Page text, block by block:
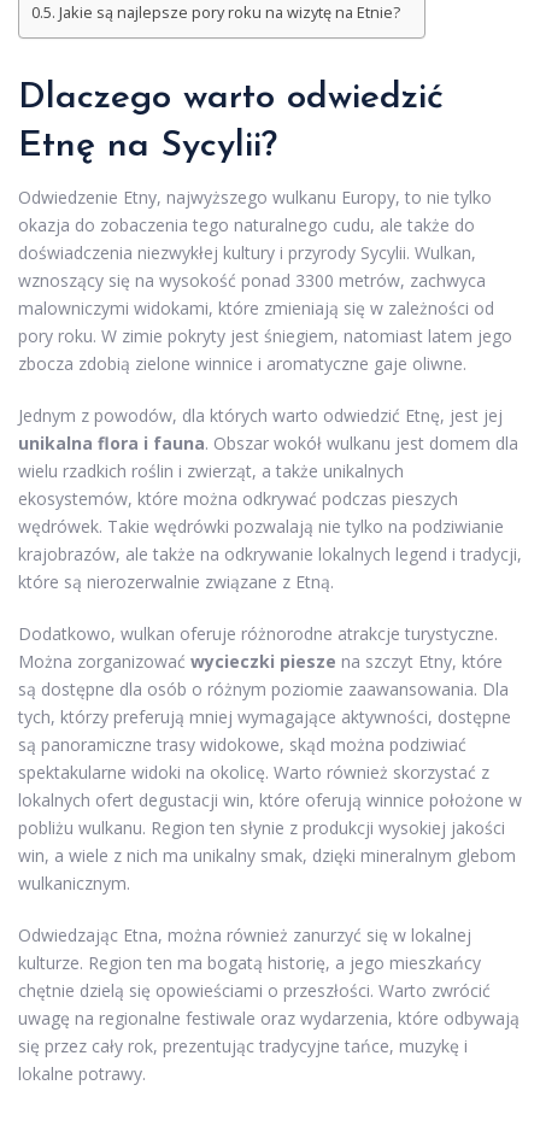
Jakie są najlepsze pory roku na wizytę na Etnie?
Dlaczego warto odwiedzić
Etnę na Sycylii?
Odwiedzenie Etny, najwyższego wulkanu Europy, to nie tylko
okazja do zobaczenia tego naturalnego cudu, ale także do
doświadczenia niezwykłej kultury i przyrody Sycylii. Wulkan,
wznoszący się na wysokość ponad 3300 metrów, zachwyca
malowniczymi widokami, które zmieniają się w zależności od
pory roku. W zimie pokryty jest śniegiem, natomiast latem jego
zbocza zdobią zielone winnice i aromatyczne gaje oliwne.
Jednym z powodów, dla których warto odwiedzić Etnę, jest jej
unikalna flora i fauna. Obszar wokół wulkanu jest domem dla
wielu rzadkich roślin i zwierząt, a także unikalnych
ekosystemów, które można odkrywać podczas pieszych
wędrówek. Takie wędrówki pozwalają nie tylko na podziwianie
krajobrazów, ale także na odkrywanie lokalnych legend i tradycji,
które są nierozerwalnie związane z Etną.
Dodatkowo, wulkan oferuje różnorodne atrakcje turystyczne.
Można zorganizować wycieczki piesze na szczyt Etny, które
są dostępne dla osób o różnym poziomie zaawansowania. Dla
tych, którzy preferują mniej wymagające aktywności, dostępne
są panoramiczne trasy widokowe, skąd można podziwiać
spektakularne widoki na okolicę. Warto również skorzystać z
lokalnych ofert degustacji win, które oferują winnice położone w
pobliżu wulkanu. Region ten słynie z produkcji wysokiej jakości
win, a wiele z nich ma unikalny smak, dzięki mineralnym glebom
wulkanicznym.
Odwiedzając Etna, można również zanurzyć się w lokalnej
kulturze. Region ten ma bogatą historię, a jego mieszkańcy
chętnie dzielą się opowieściami o przeszłości. Warto zwrócić
uwagę na regionalne festiwale oraz wydarzenia, które odbywają
się przez cały rok, prezentując tradycyjne tańce, muzykę i
lokalne potrawy.